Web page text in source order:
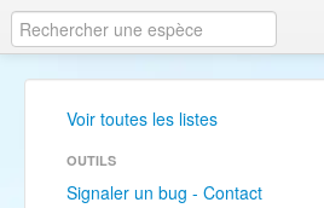
Voir toutes les listes
OUTILS
Signaler un bug - Contact